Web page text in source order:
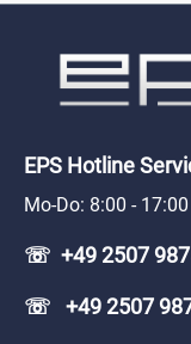
EPS Hotline
Mo-Do: 8:00 -
☏ +49 2507
☏ +49 2507